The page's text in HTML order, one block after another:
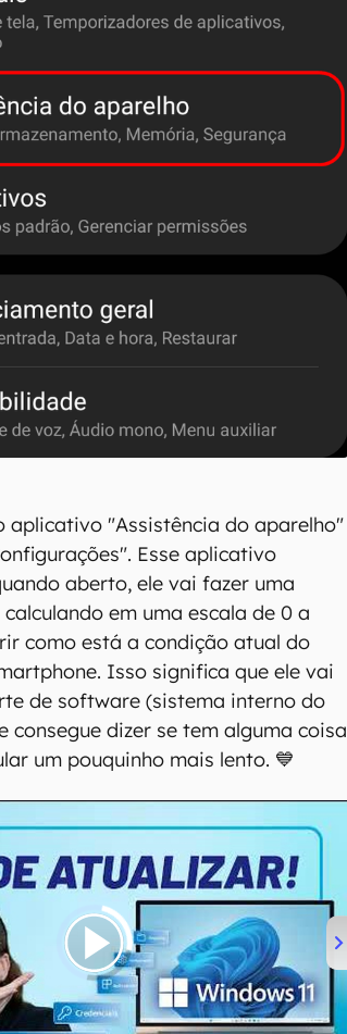
aplicativo "Assistência do aparelho"
Esse aplicativo
aberto, ele vai fazer uma
em uma escala de 0 a
como está a condição atual do
Isso significa que ele vai
de software (sistema interno do
consegue dizer se tem alguma coisa
um pouquinho mais lento. 💙